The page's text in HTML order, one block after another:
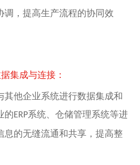
调，提高生产流程的协同效
集成与连接：
其他企业系统进行数据集成和
的ERP系统、 仓储管理系统等进
息的无缝流通和共享，提高整